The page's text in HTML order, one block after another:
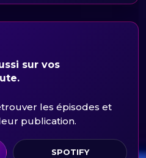
sur vos
les épisodes et
publication.
SPOTIFY